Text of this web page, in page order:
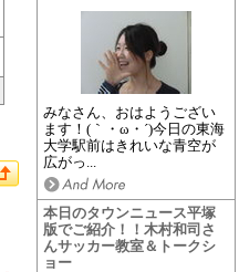
みなさん、おはようござい
ます！(｀・ω・´)今日の東海
大学駅前はきれいな青空が
広がっ...
本日のタウンニュース平塚
版でご紹介！！木村和司さ
んサッカー教室＆トークシ
ョー